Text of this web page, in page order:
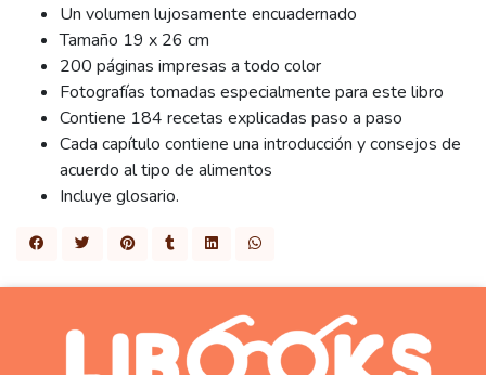
Un volumen lujosamente encuadernado
Tamaño 19 x 26 cm
200 páginas impresas a todo color
Fotografías tomadas especialmente para este libro
Contiene 184 recetas explicadas paso a paso
Cada capítulo contiene una introducción y consejos de
acuerdo al tipo de alimentos
Incluye glosario.